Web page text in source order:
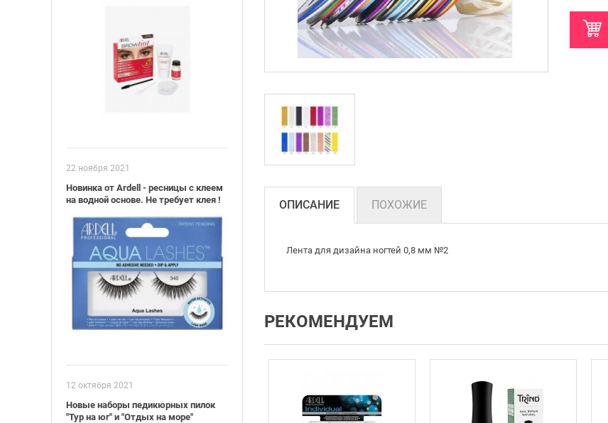
22 ноября 2021
Новинка от Ardell - ресницы с клеем
на водной основе. Не требует клея !
12 октября 2021
Новые наборы педикюрных пилок
"Тур на юг" и "Отдых на море"
ОПИСАНИЕ ПОХОЖИЕ
Лента для дизайна ногтей 0,8 мм №2
РЕКОМЕНДУЕМ